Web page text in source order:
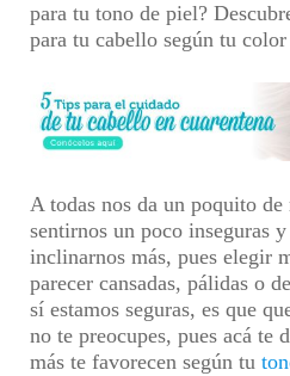
para tu tono de piel?
para tu cabello según tu
A todas nos da un poquito
sentirnos un poco inseguras
inclinarnos más, pues elegir
parecer cansadas, pálidas o
sí estamos seguras, es que
no te preocupes, pues acá te
más te favorecen según tu